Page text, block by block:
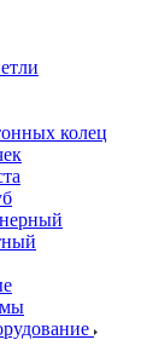
колец